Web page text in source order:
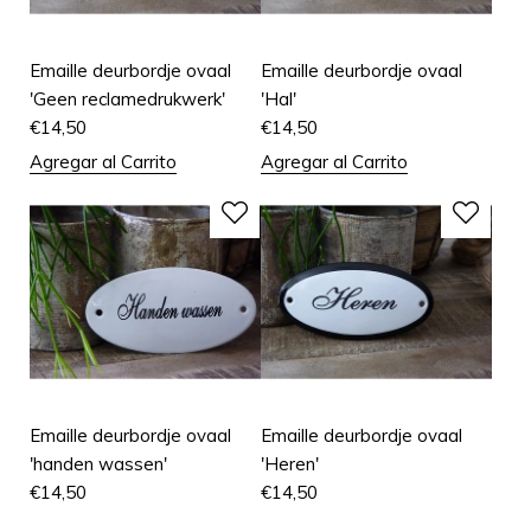
Emaille deurbordje ovaal
'Geen reclamedrukwerk'
€14,50
Agregar al Carrito
Emaille deurbordje ovaal
'Hal'
€14,50
Agregar al Carrito
Emaille deurbordje ovaal
'handen wassen'
€14,50
Emaille deurbordje ovaal
'Heren'
€14,50